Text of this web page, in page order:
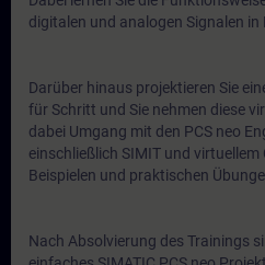
digitalen und analogen Signalen in
Darüber hinaus projektieren Sie
für Schritt und Sie nehmen diese
dabei Umgang mit den PCS neo
einschließlich SIMIT und
Beispielen und praktischen
Nach Absolvierung des Trainings